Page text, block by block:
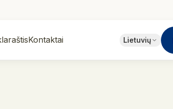
Kontaktai Lietuvių